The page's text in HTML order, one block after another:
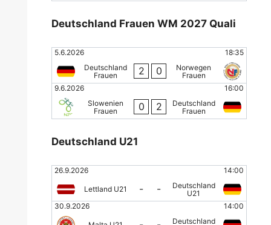
Deutschland Frauen WM 2027 Quali
5.6.2026
18:35
Deutschland
Frauen
2 0
Norwegen
Frauen
9.6.2026
16:00
Slowenien
Frauen
0 2
Deutschland
Frauen
Deutschland U21
26.9.2026 14:00
Lettland U21 - -
Deutschland
U21
30.9.2026
14:00
Deutschland